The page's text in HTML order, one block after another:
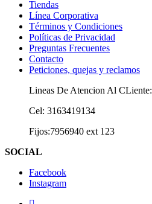
Tiendas
Línea Corporativa
Términos y Condiciones
Políticas de Privacidad
Preguntas Frecuentes
Contacto
Peticiones, quejas y reclamos
Lineas De Atencion Al CLiente:
Cel: 3163419134
Fijos:7956940 ext 123
SOCIAL
Facebook
Instagram